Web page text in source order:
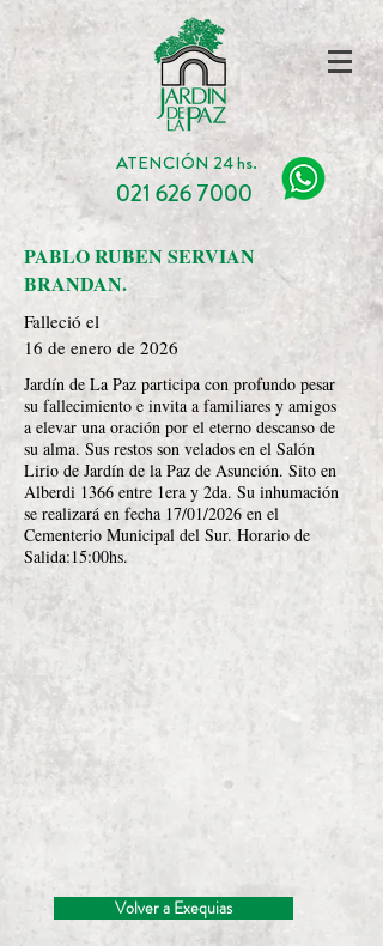
ATENCIÓN 24 hs.
021 626 7000
PABLO RUBEN SERVIAN
BRANDAN.
Falleció el
16 de enero de 2026
Jardín de La Paz participa con profundo pesar
su fallecimiento e invita a familiares y amigos
a elevar una oración por el eterno descanso de
su alma. Sus restos son velados en el Salón
Lirio de Jardín de la Paz de Asunción. Sito en
Alberdi 1366 entre 1era y 2da. Su inhumación
se realizará en fecha 17/01/2026 en el
Cementerio Municipal del Sur. Horario de
Salida:15:00hs.
Volver a Exequias